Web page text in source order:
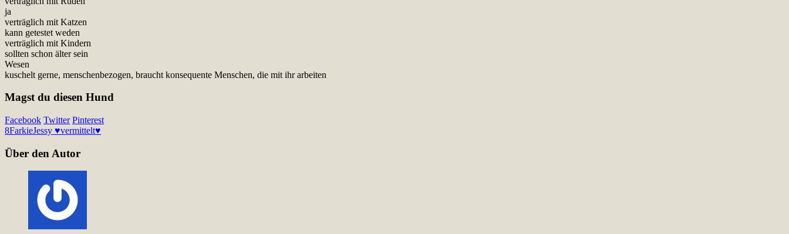
ja
verträglich mit Katzen
kann getestet weden
verträglich mit Kindern
sollten schon älter sein
Wesen
kuschelt gerne, menschenbezogen, braucht konsequente Menschen, die mit ihr arbeiten
Magst du diesen Hund
Facebook Twitter Pinterest
8FarkieJessy ♥vermittelt♥
Über den Autor